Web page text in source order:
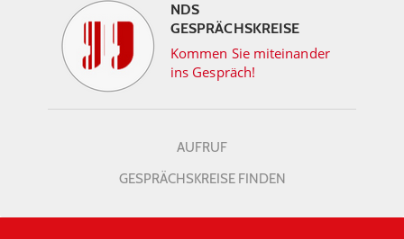
NDS
GESPRÄCHSKREISE
Kommen Sie miteinander
ins Gespräch!
AUFRUF
GESPRÄCHSKREISE FINDEN